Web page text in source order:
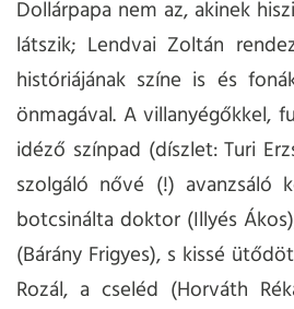
Dollárpapa nem az, akinek
látszik; Lendvai Zoltán
históriájának színe is és
önmagával. A villanyégőkkel,
idéző színpad (díszlet: Turi
szolgáló nővé (!) avanzsáló
botcsinálta doktor (Illyés
(Bárány Frigyes), s kissé
Rozál, a cseléd (Horváth